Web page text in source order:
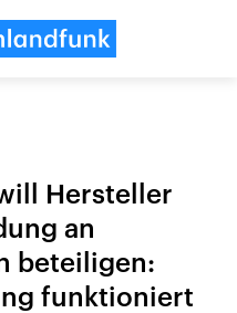
Hersteller
an
beteiligen:
funktioniert